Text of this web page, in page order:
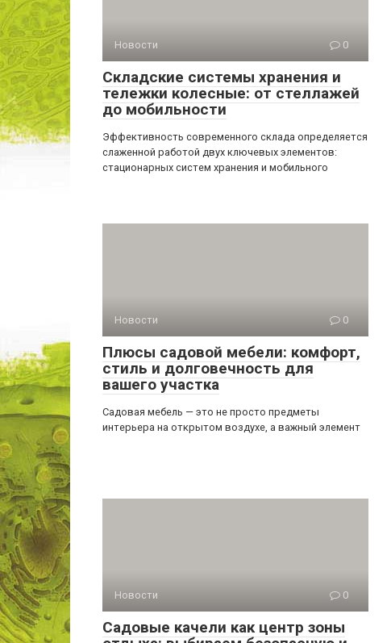
Новости 0
Складские системы хранения и
тележки колесные: от стеллажей
до мобильности
Эффективность современного склада определяется
слаженной работой двух ключевых элементов:
стационарных систем хранения и мобильного
Новости 0
Плюсы садовой мебели: комфорт,
стиль и долговечность для
вашего участка
Садовая мебель — это не просто предметы
интерьера на открытом воздухе, а важный элемент
Новости 0
Садовые качели как центр зоны